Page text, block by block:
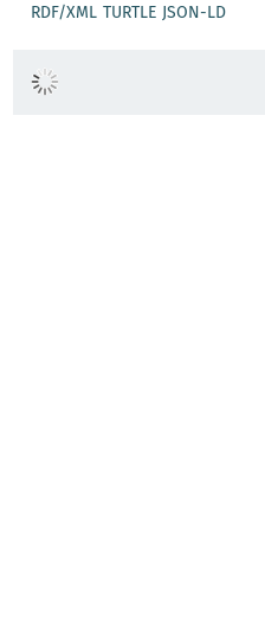
RDF/XML TURTLE JSON-LD